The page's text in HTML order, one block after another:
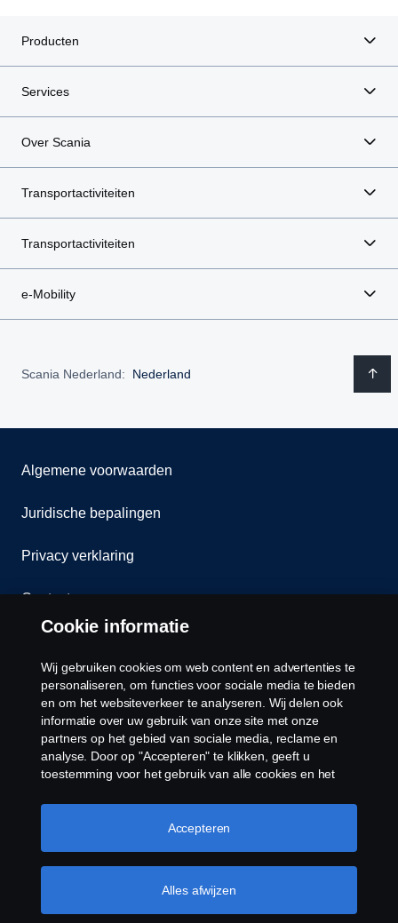
Producten
Services
Over Scania
Transportactiviteiten
Transportactiviteiten
e-Mobility
Scania Nederland: Nederland
Algemene voorwaarden
Juridische bepalingen
Privacy verklaring
Contact
Cookiebeleid
Cookies
Voorbehouden. Scania Nederland B.V. Postbus
9598 4801 LN, Spinveld 57, 4815 HV Breda / T +31
Cookie informatie
Wij gebruiken cookies om web content en advertenties te
personaliseren, om functies voor sociale media te bieden
en om het websiteverkeer te analyseren. Wij delen ook
informatie over uw gebruik van onze site met onze
partners op het gebied van sociale media, reclame en
analyse. Door op "Accepteren" te klikken, geeft u
toestemming voor het gebruik van alle cookies en het
door op "Cookie Instellingen" te klikken en de
categorieën te selecteren die u wilt accepteren. Voor een
Meer informatie over uw privacy
Alles afwijzen
Accepteren